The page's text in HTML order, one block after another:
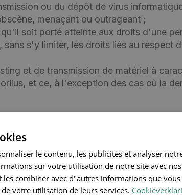
ou du dépôt de virus
menaçant ou outrageant ;
soit porté atteinte aux droits d'une
s'y limiter, les droits liés au respect
et de transmission de matériel à
et ce, à l'exception des cas où la
aux cookies
le contenu, les publicités et analyser
sur votre utilisation de notre site avec
combiner avec d"autres informations que
votre utilisation de leurs services.